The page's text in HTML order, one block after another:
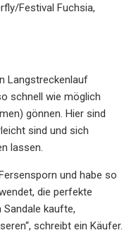
Festival Fuchsia,
Langstreckenlauf
schnell wie möglich
gönnen. Hier sind
sind und sich
lassen.
und habe so
die perfekte
kaufte,
schreibt ein Käufer.